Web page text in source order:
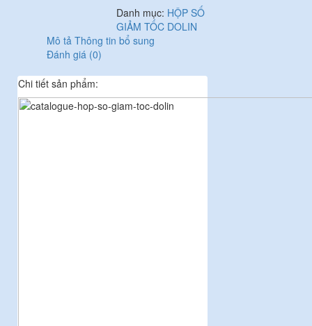
Danh mục: HỘP SỐ
GIẢM TỐC DOLIN
Mô tả Thông tin bổ sung
Đánh giá (0)
Chi tiết sản phẩm: